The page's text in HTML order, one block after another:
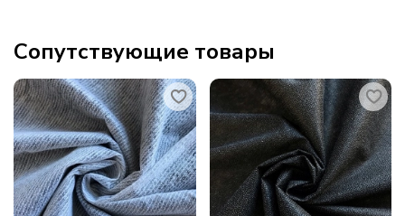
Сопутствующие товары